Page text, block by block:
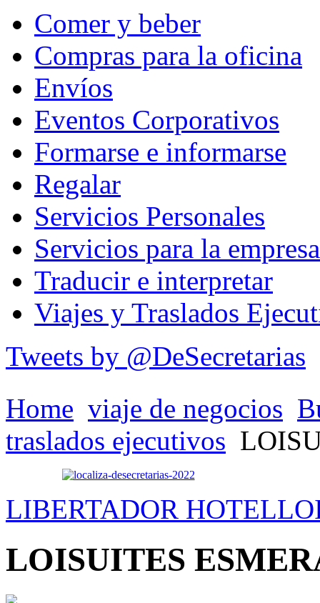
Comer y beber
Compras para la oficina
Envíos
Eventos Corporativos
Formarse e informarse
Regalar
Servicios Personales
Servicios para la empresa
Traducir e interpretar
Viajes y Traslados
Tweets by @DeSecretarias
Home viaje de negocios
traslados ejecutivos
LIBERTADOR HOTEL
LOISUITES